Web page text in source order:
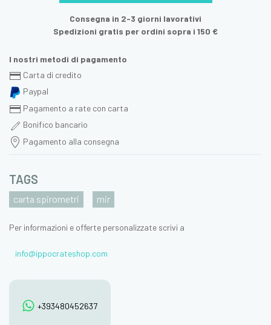
Consegna in 2-3 giorni lavorativi
Spedizioni gratis per ordini sopra i 150 €
I nostri metodi di pagamento
Carta di credito
Paypal
Pagamento a rate con carta
Bonifico bancario
Pagamento alla consegna
TAGS
carta spirometri mir
Per informazioni e offerte personalizzate scrivi a
info@ippocrateshop.com
+393480452637